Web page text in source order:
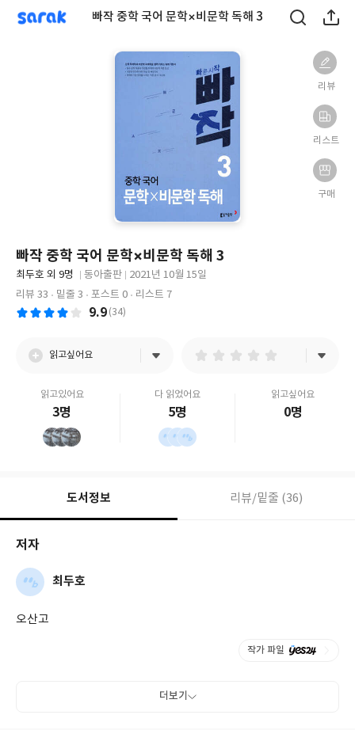
sarak 빠작 중학 국어 문학×비문학 독해 3
리뷰
리스트
구매
빠작 중학 국어 문학×비문학 독해 3
글
쓴
최두호 외 9명
사
동아출판
일
2021년 10월 15일
리뷰 33
밑줄 3 포스트 0 리스트 7
9.9 (34)
읽고싶어요
읽고있어요
3명
다 읽었어요
5명
읽고싶어요
0명
도서정보 리뷰/밑줄 (36)
저자
최두호
오산고
작가 파일
더보기